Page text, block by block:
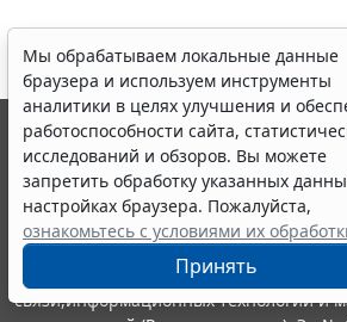
Мы обрабатываем локальные данные
браузера и используем инструменты
аналитики в целях улучшения и
работоспособности сайта,
исследований и обзоров. Вы можете
запретить обработку указанных
настройках браузера. Пожалуйста,
ознакомьтесь с условиями их
Принять
© ООО "НПП "ГАРАНТ-СЕРВИС", 2026.
выпускается с 1990 года. Компания
являются участниками Российской
информации ГАРАНТ.
Портал ГАРАНТ.РУ зарегистрирован в
издания Федеральной службой по
связи,информационных технологий и